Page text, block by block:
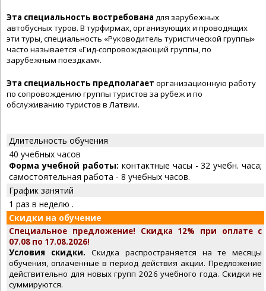
Эта специальность востребована для зарубежных
автобусных туров. В турфирмах, организующих и проводящих
эти туры, специальность «Руководитель туристической группы»
часто называется «Гид-сопровождающий группы, по
зарубежным поездкам».
Эта специальность предполагает организационную работу
по сопровождению группы туристов за рубеж и по
обслуживанию туристов в Латвии.
Длительность обучения
40 учебных часов
Форма учебной работы: контактные часы - 32 учебн. часа;
самостоятельная работа - 8 учебных часов.
График занятий
1 раз в неделю .
Скидки на обучение
Специальное предложение! Скидка 12% при оплате с
07.08 по 17.08.2026!
Условия скидки. Скидка распространяется на те месяцы
обучения, оплаченные в период действия акции. Предложение
действительно для новых групп 2026 учебного года. Скидки не
суммируются.